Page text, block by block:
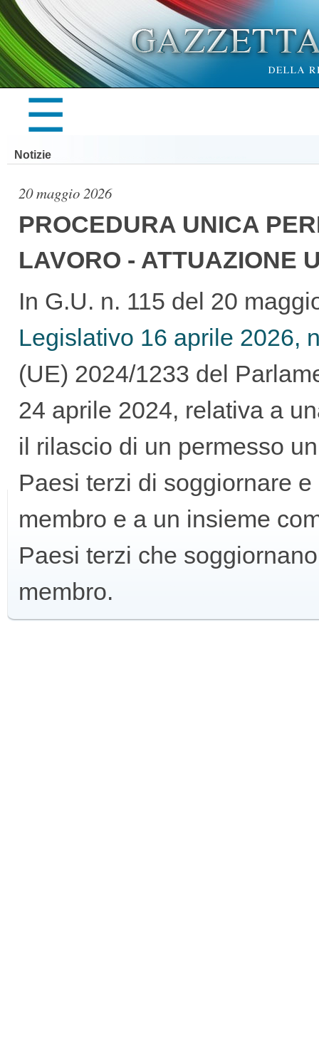
☰
×
LA
GAZZETTA
UFFICIALE
GUIDA
ALL'USO
F.A.Q.
INSERZIONI
Notizie
20 maggio 2026
PROCEDURA UNICA
LAVORO - ATTUAZIONE
In G.U. n. 115 del 20
Legislativo 16 aprile 2026,
(UE) 2024/1233 del
24 aprile 2024, relativa a
il rilascio di un permesso
Paesi terzi di soggiornare
membro e a un insieme
Paesi terzi che
membro.